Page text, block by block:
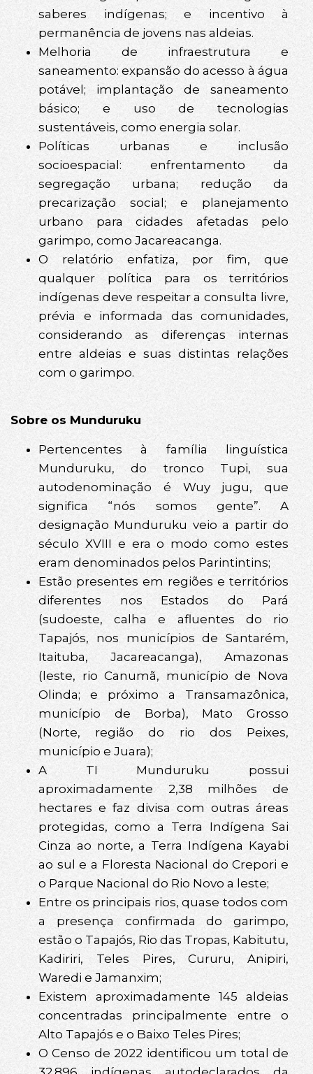
saberes indígenas; e incentivo à
permanência de jovens nas aldeias.
Melhoria de infraestrutura e
saneamento: expansão do acesso à água
potável; implantação de saneamento
básico; e uso de tecnologias
sustentáveis, como energia solar.
Políticas urbanas e inclusão
socioespacial: enfrentamento da
segregação urbana; redução da
precarização social; e planejamento
urbano para cidades afetadas pelo
garimpo, como Jacareacanga.
O relatório enfatiza, por fim, que
qualquer política para os territórios
indígenas deve respeitar a consulta livre,
prévia e informada das comunidades,
considerando as diferenças internas
entre aldeias e suas distintas relações
com o garimpo.
Sobre os Munduruku
Pertencentes à família linguística
Munduruku, do tronco Tupi, sua
autodenominação é Wuy jugu, que
significa “nós somos gente”. A
designação Munduruku veio a partir do
século XVIII e era o modo como estes
eram denominados pelos Parintintins;
Estão presentes em regiões e territórios
diferentes nos Estados do Pará
(sudoeste, calha e afluentes do rio
Tapajós, nos municípios de Santarém,
Itaituba, Jacareacanga), Amazonas
(leste, rio Canumã, município de Nova
Olinda; e próximo a Transamazônica,
município de Borba), Mato Grosso
(Norte, região do rio dos Peixes,
município e Juara);
A TI Munduruku possui
aproximadamente 2,38 milhões de
hectares e faz divisa com outras áreas
protegidas, como a Terra Indígena Sai
Cinza ao norte, a Terra Indígena Kayabi
ao sul e a Floresta Nacional do Crepori e
o Parque Nacional do Rio Novo a leste;
Entre os principais rios, quase todos com
a presença confirmada do garimpo,
estão o Tapajós, Rio das Tropas, Kabitutu,
Kadiriri, Teles Pires, Cururu, Anipiri,
Waredi e Jamanxim;
Existem aproximadamente 145 aldeias
concentradas principalmente entre o
Alto Tapajós e o Baixo Teles Pires;
O Censo de 2022 identificou um total de